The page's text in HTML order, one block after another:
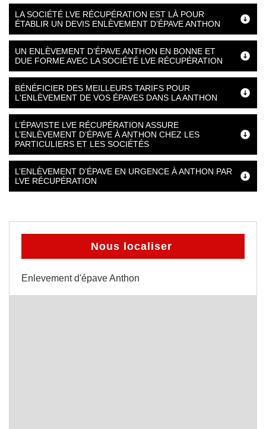
LA SOCIÉTÉ LVE RÉCUPÉRATION EST LÀ POUR
ÉTABLIR UN DEVIS ENLÈVEMENT D’ÉPAVE ANTHON
UN ENLÈVEMENT D’ÉPAVE ANTHON EN BONNE ET
DUE FORME AVEC LA SOCIÉTÉ LVE RÉCUPÉRATION
BÉNÉFICIER DES MEILLEURS TARIFS POUR
L'ENLÈVEMENT DE VOS ÉPAVES DANS LA ANTHON
L’ÉPAVISTE LVE RÉCUPÉRATION ASSURE
L’ENLÈVEMENT D’ÉPAVE À ANTHON CHEZ LES
PARTICULIERS ET LES SOCIÉTÉS
L’ENLÈVEMENT D’ÉPAVE EN URGENCE À ANTHON PAR
LVE RÉCUPÉRATION
Nous localiser
Enlevement d'épave Anthon